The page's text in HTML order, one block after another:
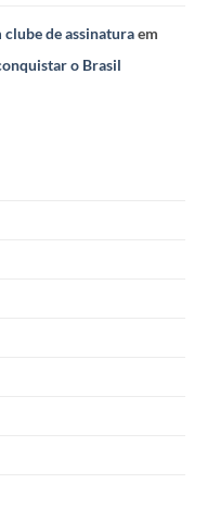
clube de assinaturaem
o Brasil